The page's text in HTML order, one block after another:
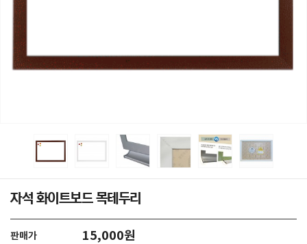
자석 화이트보드 목테두리
판매가 15,000원